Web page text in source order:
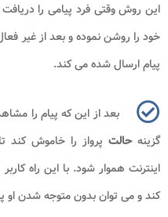
این روش وقتی فرد پیامی را
خود را روشن نموده و بعد از غیر
پیام ارسال شده می کند.
بعد از این که پیام را
گزینهحالت پرواز را خاموش
اینترنت هموار شود. با این راه
کند و می توان بدون متوجه شدن او